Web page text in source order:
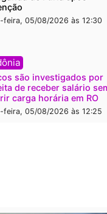
Justiça Eleitoral
quarta-feira, 05/08/2026